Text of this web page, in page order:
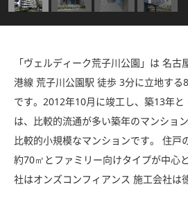
「ヴェルディーク荒子川公園」は 名
港線 荒子川公園駅 徒歩 3分に立地する
です。2012年10月に竣工し、築13年
は、比較的流通が多い築年のマンショ
比較的小規模なマンションです。 住戸
約70㎡とファミリー向けタイプが中心
社はオンズコンフィアンス 施工会社は